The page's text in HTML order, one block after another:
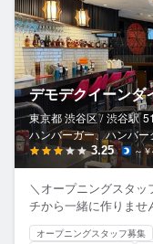
デモデクイーンダ
東京都 渋谷区 / 渋谷駅
ハンバーガー、ハンバー
3.25 ～
＼オープニングスタッ
チから一緒に作りませ
オープニングスタッフ募集